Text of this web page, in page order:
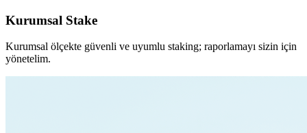
Kurumsal Stake
Kurumsal ölçekte güvenli ve uyumlu staking; raporlamayı sizin için
yönetelim.